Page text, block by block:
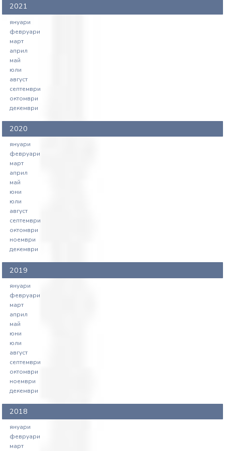
2021
януари
февруари
март
април
май
юли
август
септември
октомври
декември
2020
януари
февруари
март
април
май
юни
юли
август
септември
октомври
ноември
декември
2019
януари
февруари
март
април
май
юни
юли
август
септември
октомври
ноември
декември
2018
януари
февруари
март